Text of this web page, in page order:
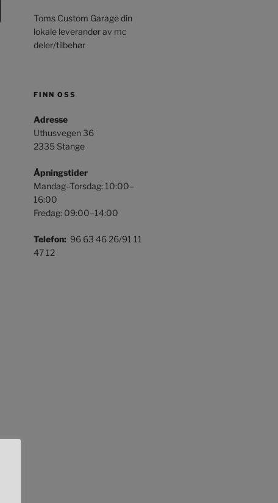
Toms Custom Garage din
lokale leverandør av mc
deler/tilbehør
FINN OSS
Adresse
Uthusvegen 36
2335 Stange
Åpningstider
Mandag–Torsdag: 10:00–
16:00
Fredag: 09:00–14:00
Telefon: 96 63 46 26/91 11
47 12